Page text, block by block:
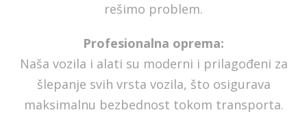
rešimo problem.
Profesionalna oprema:
Naša vozila i alati su moderni i prilagođeni za
šlepanje svih vrsta vozila, što osigurava
maksimalnu bezbednost tokom transporta.